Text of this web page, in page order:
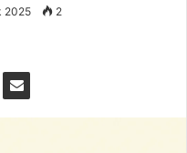
2025 2